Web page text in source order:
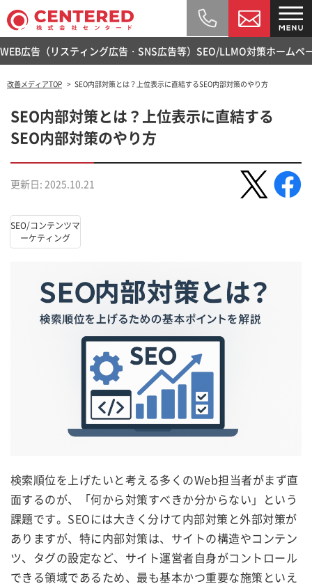
WEB広告（リスティング広告・SNS広告等） SEO/LLMO対策ホームペ
改善メディアTOP SEO内部対策とは？上位表示に直結するSEO内部対策のやり方
SEO内部対策とは？上位表示に直結する
SEO内部対策のやり方
更新日: 2025.10.21
SEO/コンテンツマ
ーケティング
検索順位を上げたいと考える多くのWeb担当者がまず直
面するのが、「何から対策すべきか分からない」という
課題です。SEOには大きく分けて内部対策と外部対策が
ありますが、特に内部対策は、サイトの構造やコンテン
ツ、タグの設定など、サイト運営者自身がコントロール
できる領域であるため、最も基本かつ重要な施策といえ